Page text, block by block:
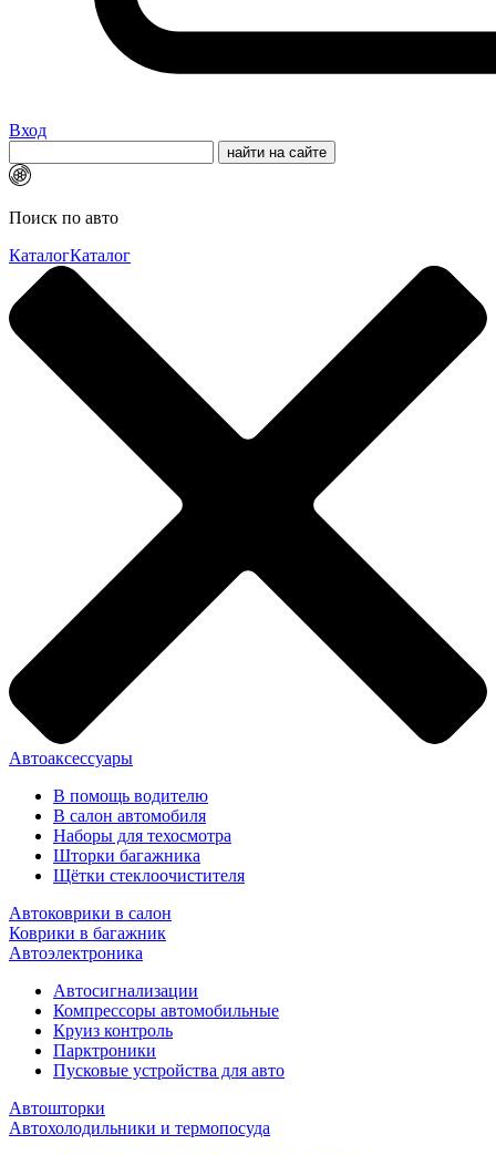
Вход
Поиск по авто
КаталогКаталог
Автоаксессуары
В помощь водителю
В салон автомобиля
Наборы для техосмотра
Шторки багажника
Щётки стеклоочистителя
Автоковрики в салон
Коврики в багажник
Автоэлектроника
Автосигнализации
Компрессоры автомобильные
Круиз контроль
Парктроники
Пусковые устройства для авто
Автошторки
Автохолодильники и термопосуда